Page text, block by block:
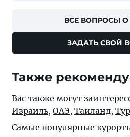
ВСЕ ВОПРОСЫ О
ЗАДАТЬ СВОЙ
Также
Вас также могут
Израиль, ОАЭ, Таиланд,
Самые популярные